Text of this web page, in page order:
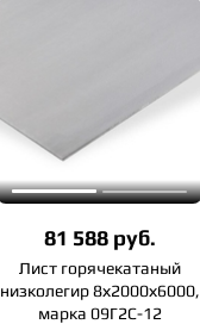
81 588 руб.
Лист горячекатаный
низколегир 8х2000х6000,
марка 09Г2С-12